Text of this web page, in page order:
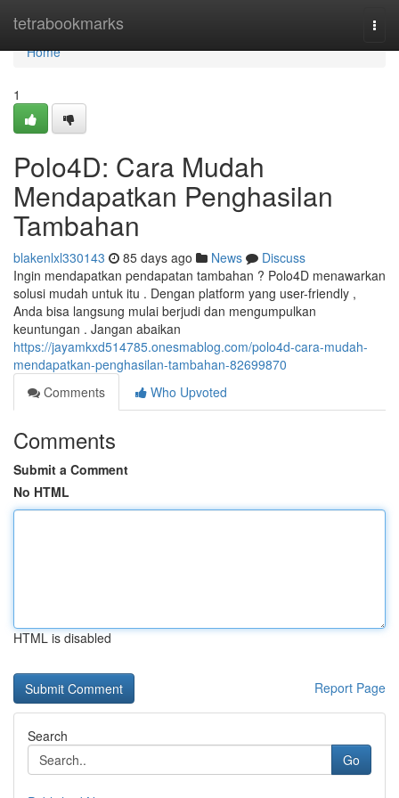
tetrabookmarks
Home
Home
1
Polo4D: Cara Mudah
Mendapatkan Penghasilan
Tambahan
blakenlxl330143 85 days ago News
Discuss
Ingin mendapatkan pendapatan tambahan ? Polo4D menawarkan
solusi mudah untuk itu . Dengan platform yang user-friendly ,
Anda bisa langsung mulai berjudi dan mengumpulkan
keuntungan . Jangan abaikan
https://jayamkxd514785.onesmablog.com/polo4d-cara-mudah-
mendapatkan-penghasilan-tambahan-82699870
Comments
Who Upvoted
Comments
Submit a Comment
No HTML
HTML is disabled
Report Page
Search
Go